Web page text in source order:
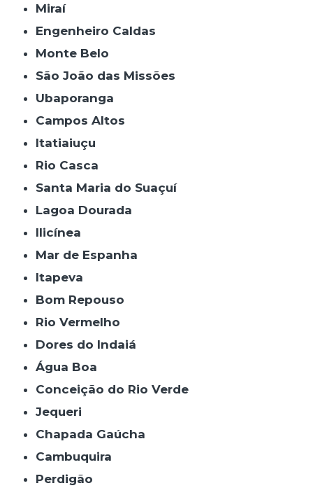
Miraí
Engenheiro Caldas
Monte Belo
São João das Missões
Ubaporanga
Campos Altos
Itatiaiuçu
Rio Casca
Santa Maria do Suaçuí
Lagoa Dourada
Ilicínea
Mar de Espanha
Itapeva
Bom Repouso
Rio Vermelho
Dores do Indaiá
Água Boa
Conceição do Rio Verde
Jequeri
Chapada Gaúcha
Cambuquira
Perdigão